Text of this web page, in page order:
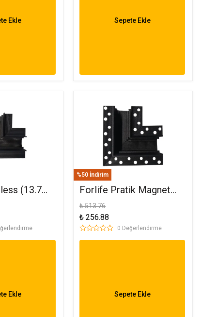
Ekle Sepete Ekle
(13.7
L Dönüş
Ekle
%50 İndirim
Forlife Pratik Magnet
Ray L Dönüş Aparatı FL-
6654
₺ 513.76
₺ 256.88
0 Değerlendirme
Sepete Ekle